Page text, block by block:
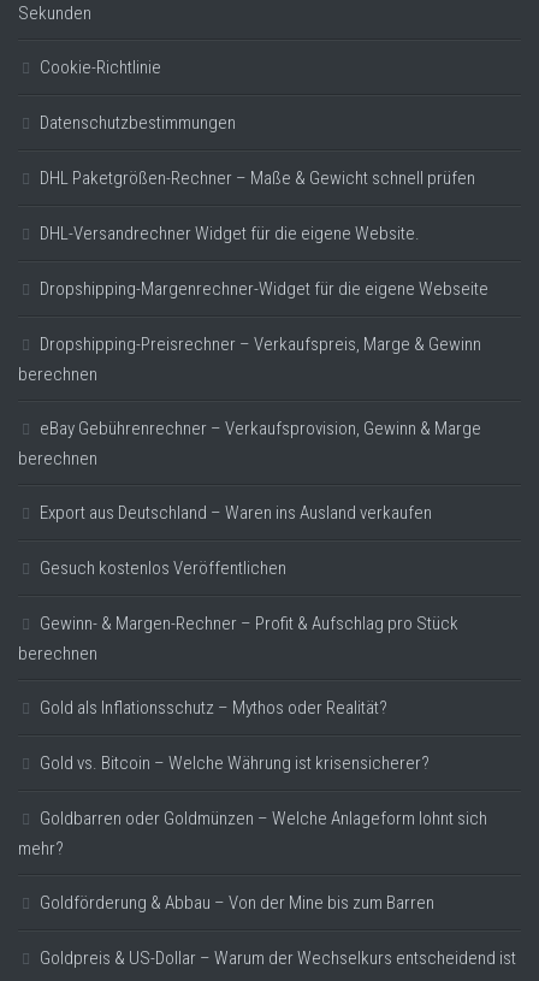
Sekunden
Cookie-Richtlinie
Datenschutzbestimmungen
DHL Paketgrößen-Rechner – Maße & Gewicht schnell prüfen
DHL-Versandrechner Widget für die eigene Website.
Dropshipping-Margenrechner-Widget für die eigene Webseite
Dropshipping-Preisrechner – Verkaufspreis, Marge & Gewinn
berechnen
eBay Gebührenrechner – Verkaufsprovision, Gewinn & Marge
berechnen
Export aus Deutschland – Waren ins Ausland verkaufen
Gesuch kostenlos Veröffentlichen
Gewinn- & Margen-Rechner – Profit & Aufschlag pro Stück
berechnen
Gold als Inflationsschutz – Mythos oder Realität?
Gold vs. Bitcoin – Welche Währung ist krisensicherer?
Goldbarren oder Goldmünzen – Welche Anlageform lohnt sich
mehr?
Goldförderung & Abbau – Von der Mine bis zum Barren
Goldpreis & US-Dollar – Warum der Wechselkurs entscheidend ist